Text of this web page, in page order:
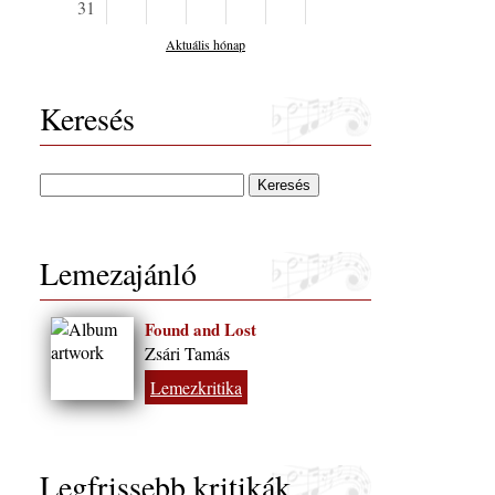
31
Aktuális hónap
Keresés
Lemezajánló
Found and Lost
Zsári Tamás
Lemezkritika
Legfrissebb kritikák